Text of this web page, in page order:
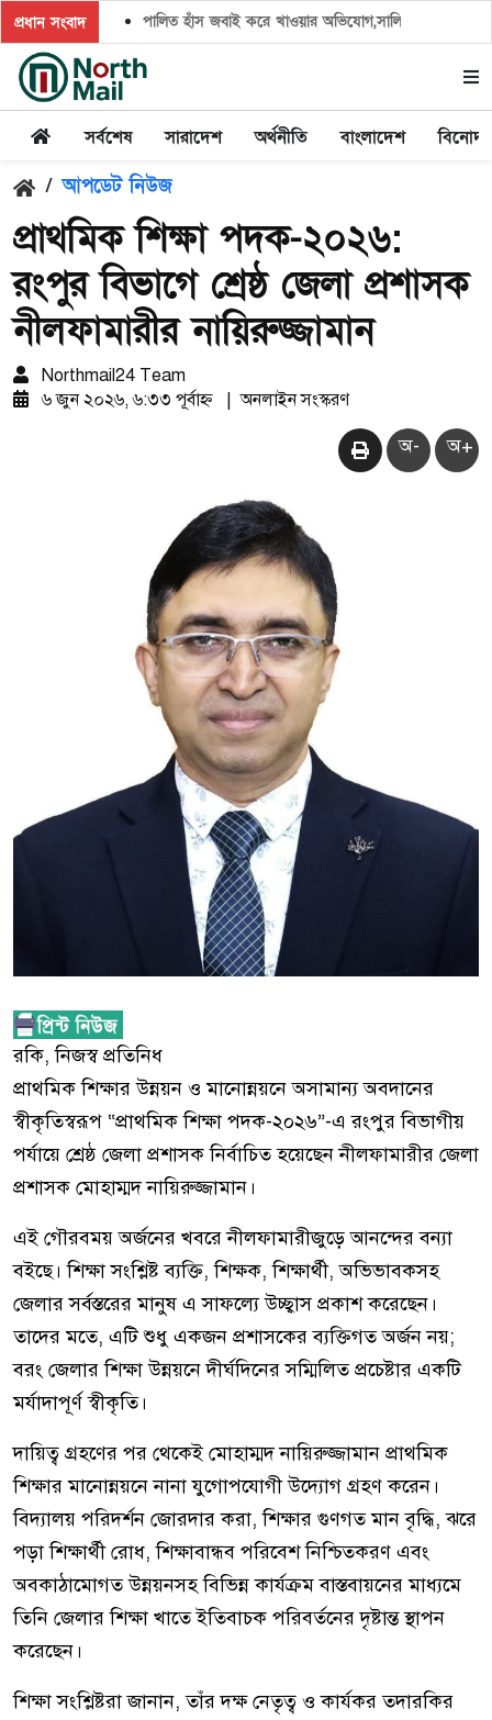
প্রধান সংবাদ পালিত হাঁস জবাই করে খাওয়ার অভিযোগ,সালিশ চাইলে প্রতিপক্ষের
সর্বশেষ সারাদেশ অর্থনীতি বাংলাদেশ
/ আপডেট নিউজ
প্রাথমিক শিক্ষা পদক-২০২৬:
রংপুর বিভাগে শ্রেষ্ঠ জেলা প্রশাসক
নীলফামারীর নায়িরুজ্জামান
Northmail24 Team
৬ জুন ২০২৬, ৬:৩৩ পূর্বাহ্ন
অনলাইন সংস্করণ
অ- অ+
রকি, নিজস্ব প্রতিনিধ
প্রাথমিক শিক্ষার উন্নয়ন ও মানোন্নয়নে অসামান্য অবদানের
স্বীকৃতিস্বরূপ “প্রাথমিক শিক্ষা পদক-২০২৬”-এ রংপুর বিভাগীয়
পর্যায়ে শ্রেষ্ঠ জেলা প্রশাসক নির্বাচিত হয়েছেন নীলফামারীর জেলা
প্রশাসক মোহাম্মদ নায়িরুজ্জামান।
এই গৌরবময় অর্জনের খবরে নীলফামারীজুড়ে আনন্দের বন্যা
বইছে। শিক্ষা সংশ্লিষ্ট ব্যক্তি, শিক্ষক, শিক্ষার্থী, অভিভাবকসহ
জেলার সর্বস্তরের মানুষ এ সাফল্যে উচ্ছ্বাস প্রকাশ করেছেন।
তাদের মতে, এটি শুধু একজন প্রশাসকের ব্যক্তিগত অর্জন নয়;
বরং জেলার শিক্ষা উন্নয়নে দীর্ঘদিনের সম্মিলিত প্রচেষ্টার একটি
মর্যাদাপূর্ণ স্বীকৃতি।
দায়িত্ব গ্রহণের পর থেকেই মোহাম্মদ নায়িরুজ্জামান প্রাথমিক
শিক্ষার মানোন্নয়নে নানা যুগোপযোগী উদ্যোগ গ্রহণ করেন।
বিদ্যালয় পরিদর্শন জোরদার করা, শিক্ষার গুণগত মান বৃদ্ধি, ঝরে
পড়া শিক্ষার্থী রোধ, শিক্ষাবান্ধব পরিবেশ নিশ্চিতকরণ এবং
অবকাঠামোগত উন্নয়নসহ বিভিন্ন কার্যক্রম বাস্তবায়নের মাধ্যমে
তিনি জেলার শিক্ষা খাতে ইতিবাচক পরিবর্তনের দৃষ্টান্ত স্থাপন
করেছেন।
শিক্ষা সংশ্লিষ্টরা জানান, তাঁর দক্ষ নেতৃত্ব ও কার্যকর তদারকির